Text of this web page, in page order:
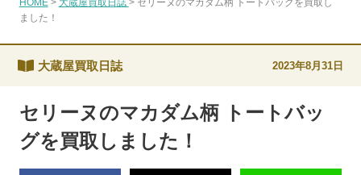
HOME 大蔵屋買取日誌
セリーヌのマカダム柄 トートバッグを買取し
ました！
セリーヌのマカダム柄 トートバッ
グを買取しました！
大蔵屋買取日誌 2023年8月31日